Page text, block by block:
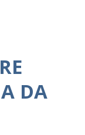
DA